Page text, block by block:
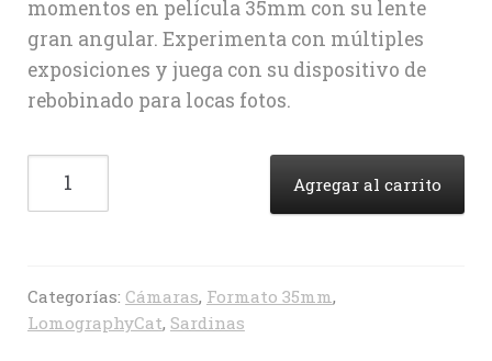
momentos en película 35mm con su lente
gran angular. Experimenta con múltiples
exposiciones y juega con su dispositivo de
rebobinado para locas fotos.
Lomography
cantidad
Agregar al carrito
Categorías: Cámaras, Formato 35mm,
LomographyCat, Sardinas